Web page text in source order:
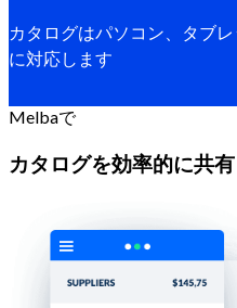
カタログはパソコン、タブ
に対応します
Melbaで
カタログを効率的に共有